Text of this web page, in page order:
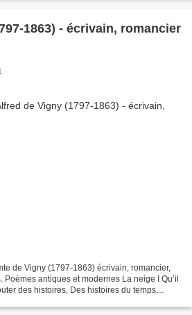
1863) - écrivain, romancier
de Vigny (1797-1863) écrivain, romancier,
antiques et modernes La neige I Qu’il
des histoires, Des histoires du temps